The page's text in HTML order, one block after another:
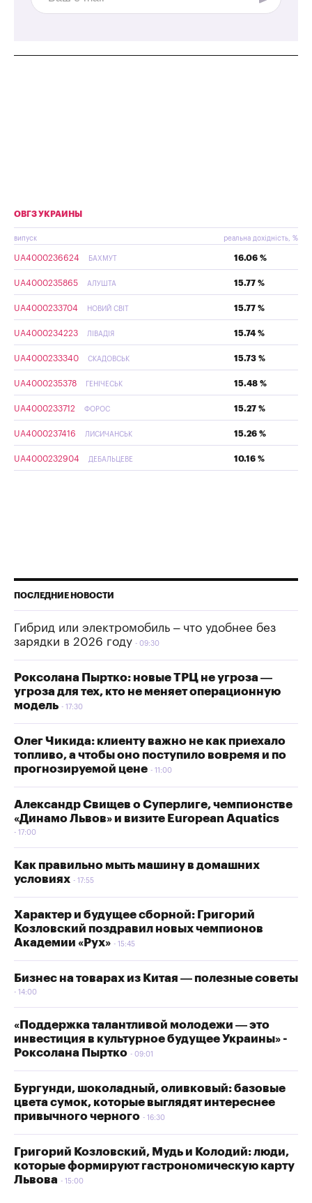
ОВГЗ УКРАИНЫ
випуск реальна дохідність, %
UA4000236624 БАХМУТ 16.06 %
UA4000235865 АЛУШТА 15.77 %
UA4000233704 НОВИЙ СВІТ 15.77 %
UA4000234223 ЛІВАДІЯ 15.74 %
UA4000233340 СКАДОВСЬК 15.73 %
UA4000235378 ГЕНІЧЕСЬК 15.48 %
UA4000233712 ФОРОС 15.27 %
UA4000237416 ЛИСИЧАНСЬК 15.26 %
UA4000232904 ДЕБАЛЬЦЕВЕ 10.16 %
ПОСЛЕДНИЕ НОВОСТИ
Гибрид или электромобиль – что удобнее без
зарядки в 2026 году
09:30
Роксолана Пыртко: новые ТРЦ не угроза —
угроза для тех, кто не меняет операционную
модель
17:30
Олег Чикида: клиенту важно не как приехало
топливо, а чтобы оно поступило вовремя и по
прогнозируемой цене
11:00
Александр Свищев о Суперлиге, чемпионстве
«Динамо Львов» и визите European Aquatics
17:00
Как правильно мыть машину в домашних
условиях
17:55
Характер и будущее сборной: Григорий
Козловский поздравил новых чемпионов
Академии «Рух»
15:45
Бизнес на товарах из Китая — полезные советы
14:00
«Поддержка талантливой молодежи — это
инвестиция в культурное будущее Украины» -
Роксолана Пыртко
09:01
Бургунди, шоколадный, оливковый: базовые
цвета сумок, которые выглядят интереснее
привычного черного
16:30
Григорий Козловский, Мудь и Колодий: люди,
которые формируют гастрономическую карту
Львова
15:00